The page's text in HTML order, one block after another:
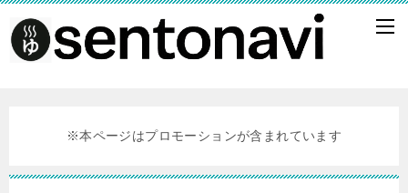
※本ページはプロモーションが含まれています